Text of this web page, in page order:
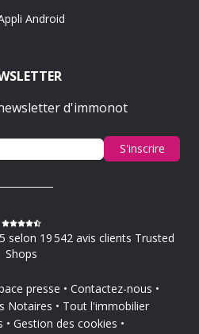
Android
d'immonot
S'inscrire
19 542 avis clients Trusted
Shops
presse
Contactez-nous
Notaires
Tout l'immobilier
Gestion des cookies